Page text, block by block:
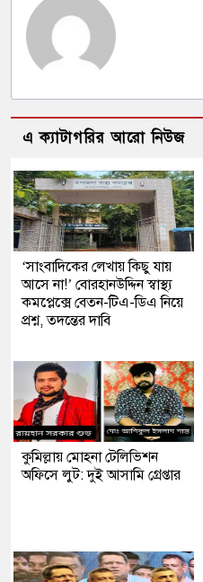
এ ক্যাটাগরির আরো নিউজ
‘সাংবাদিকের লেখায় কিছু যায়
আসে না!’ বোরহানউদ্দিন স্বাস্থ্য
কমপ্লেক্সে বেতন-টিএ-ডিএ নিয়ে
প্রশ্ন, তদন্তের দাবি
কুমিল্লায় মোহনা টেলিভিশন
অফিসে লুট: দুই আসামি গ্রেপ্তার